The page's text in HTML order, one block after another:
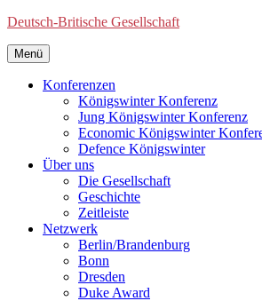
Deutsch-Britische Gesellschaft
Menü
Konferenzen
Königswinter Konferenz
Jung Königswinter Konferenz
Economic Königswinter
Defence Königswinter
Über uns
Die Gesellschaft
Geschichte
Zeitleiste
Netzwerk
Berlin/Brandenburg
Bonn
Dresden
Duke Award